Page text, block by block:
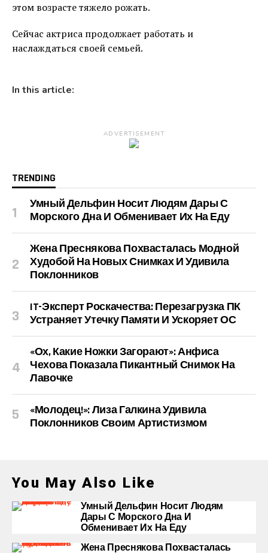
этом возрасте тяжело рожать.
Сейчас актриса продолжает работать и
наслаждаться своей семьей.
In this article:
ADVERTISEMENT
TRENDING
Умный Дельфин Носит Людям Дары С
Морского Дна И Обменивает Их На Еду
Жена Преснякова Похвасталась Модной
Худобой На Новых Снимках И Удивила
Поклонников
IT-Эксперт Роскачества: Перезагрузка ПК
Устраняет Утечку Памяти И Ускоряет ОС
«Ох, Какие Ножки Загорают»: Анфиса
Чехова Показала Пикантный Снимок На
Лавочке
«Молодец!»: Лиза Галкина Удивила
Поклонников Своим Артистизмом
You May Also Like
Умный Дельфин Носит Людям
Дары С Морского Дна И
Обменивает Их На Еду
Жена Преснякова Похвасталась